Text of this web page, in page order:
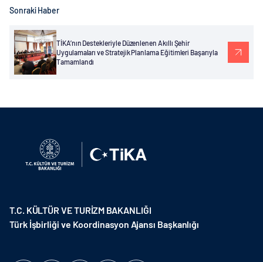
Sonraki Haber
TİKA’nın Destekleriyle Düzenlenen Akıllı Şehir
Uygulamaları ve Stratejik Planlama Eğitimleri Başarıyla
Tamamlandı
T.C. KÜLTÜR VE TURİZM BAKANLIĞI
Türk İşbirliği ve Koordinasyon Ajansı Başkanlığı